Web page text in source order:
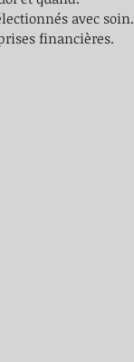
avec soin.
financières.